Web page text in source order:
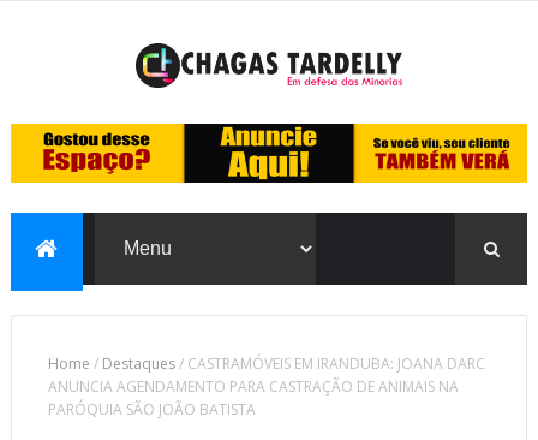
Home / Destaques/ CASTRAMÓVEIS EM IRANDUBA: JOANA DARC
ANUNCIA AGENDAMENTO PARA CASTRAÇÃO DE ANIMAIS NA
PARÓQUIA SÃO JOÃO BATISTA